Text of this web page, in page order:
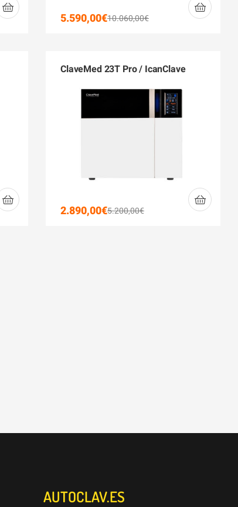
10.060,00€
5.590,00€
ClaveMed 23T Pro / IcanClave
5.200,00€
2.890,00€
AUTOCLAV.ES